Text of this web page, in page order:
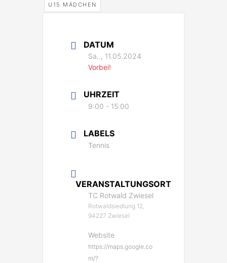
U15 MÄDCHEN
DATUM
Sa.., 11.05.2024
Vorbei!
UHRZEIT
9:00 - 15:00
LABELS
Tennis
VERANSTALTUNGSORT
TC Rotwald Zwiesel
Rotwaldsiedlung 12,
94227 Zwiesel
Website
https://maps.google.co
m/?